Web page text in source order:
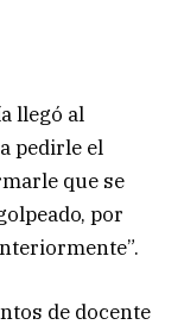
llegó al
pedirle el
que se
por
de docente